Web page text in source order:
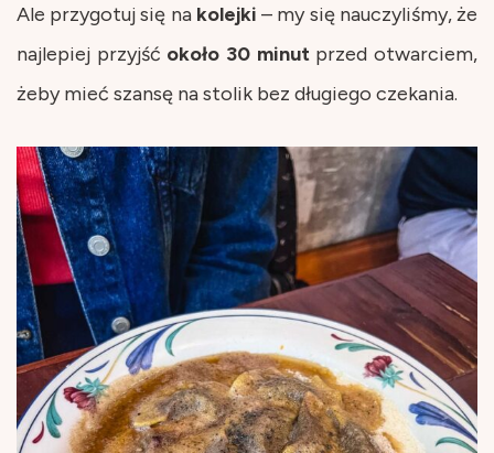
Ale przygotuj się na kolejki – my się nauczyliśmy, że
najlepiej przyjść około 30 minut przed otwarciem,
żeby mieć szansę na stolik bez długiego czekania.